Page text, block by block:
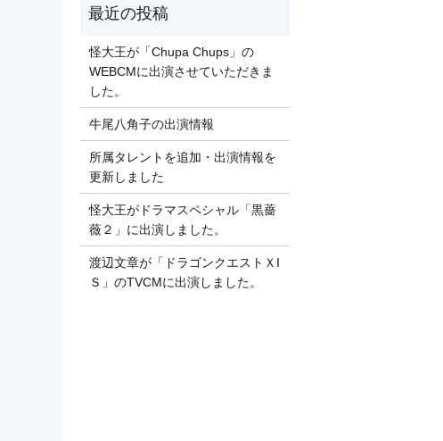
怪大王が「Chupa Chups」の
WEBCMに出演させていただきま
した。
牛尾八角子の出演情報
所属タレントを追加・出演情報を
更新しました
怪大王がドラマスペシャル「黒薔
薇２」に出演しました。
渡辺文章が「ドラゴンクエストＸI
Ｓ」のTVCMに出演しました。